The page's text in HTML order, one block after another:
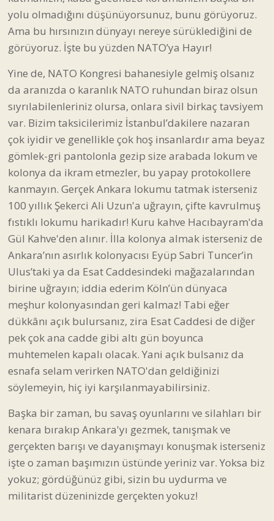
yolu olmadığını düşünüyorsunuz, bunu görüyoruz.
Ama bu hırsınızın dünyayı nereye sürüklediğini de
görüyoruz. İşte bu yüzden NATO’ya Hayır!
Yine de, NATO Kongresi bahanesiyle gelmiş olsanız
da aranızda o karanlık NATO ruhundan biraz olsun
sıyrılabilenleriniz olursa, onlara sivil birkaç tavsiyem
var. Bizim taksicilerimiz İstanbul’dakilere nazaran
çok iyidir ve genellikle çok hoş insanlardır ama beyaz
gömlek-gri pantolonla gezip size arabada lokum ve
kolonya da ikram etmezler, bu yapay protokollere
kanmayın. Gerçek Ankara lokumu tatmak isterseniz
100 yıllık Şekerci Ali Uzun'a uğrayın, çifte kavrulmuş
fıstıklı lokumu harikadır! Kuru kahve Hacıbayram'da
Gül Kahve'den alınır. İlla kolonya almak isterseniz de
Ankara’nın asırlık kolonyacısı Eyüp Sabri Tuncer’in
Ulus’taki ya da Esat Caddesindeki mağazalarından
birine uğrayın; iddia ederim Köln’ün dünyaca
meşhur kolonyasından geri kalmaz! Tabi eğer
dükkânı açık bulursanız, zira Esat Caddesi de diğer
pek çok ana cadde gibi altı gün boyunca
muhtemelen kapalı olacak. Yani açık bulsanız da
esnafa selam verirken NATO'dan geldiğinizi
söylemeyin, hiç iyi karşılanmayabilirsiniz.
Başka bir zaman, bu savaş oyunlarını ve silahları bir
kenara bırakıp Ankara'yı gezmek, tanışmak ve
gerçekten barışı ve dayanışmayı konuşmak isterseniz
işte o zaman başımızın üstünde yeriniz var. Yoksa biz
yokuz; gördüğünüz gibi, sizin bu uydurma ve
militarist düzeninizde gerçekten yokuz!